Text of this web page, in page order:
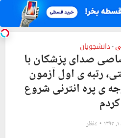
•دانشجویان
صدای پزشکان با
رتبه ی اول آزمون
از فرجه ی پره انترنی شروع
کردم
۷نظر